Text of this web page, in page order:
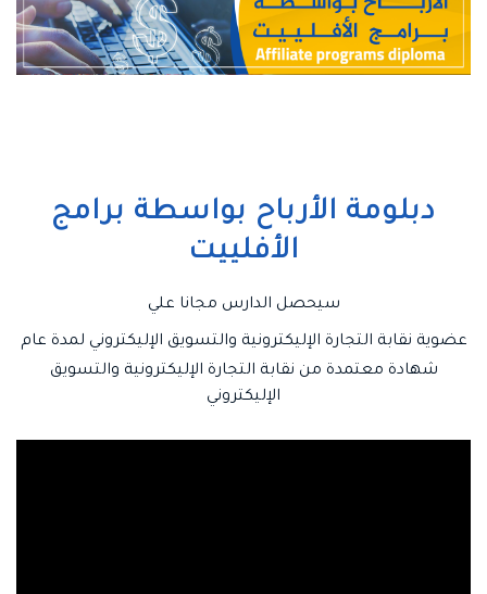
دبلومة الأرباح بواسطة برامج
الأفلييت
سيحصل الدارس مجانا علي
عضوية نقابة التجارة الإليكترونية والتسويق الإليكتروني لمدة عام
شهادة معتمدة من نقابة التجارة الإليكترونية والتسويق
الإليكتروني